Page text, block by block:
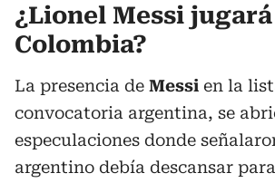
¿Lionel Messi
Colombia?
La presencia de Messi en la
convocatoria argentina, se
especulaciones donde
argentino debía descansar